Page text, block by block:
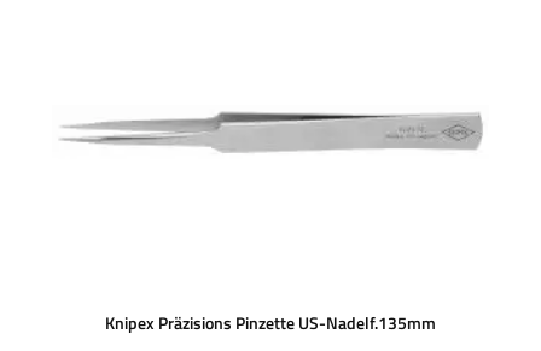
Knipex Präzisions Pinzette US-Nadelf.135mm